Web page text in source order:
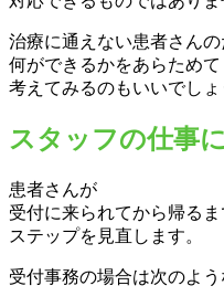
治療に通えない患者さんの
何ができるかをあらためて
考えてみるのもいいでしょ
スタッフの仕事
患者さんが
受付に来られてから帰る
ステップを見直します。
受付事務の場合は次のよう